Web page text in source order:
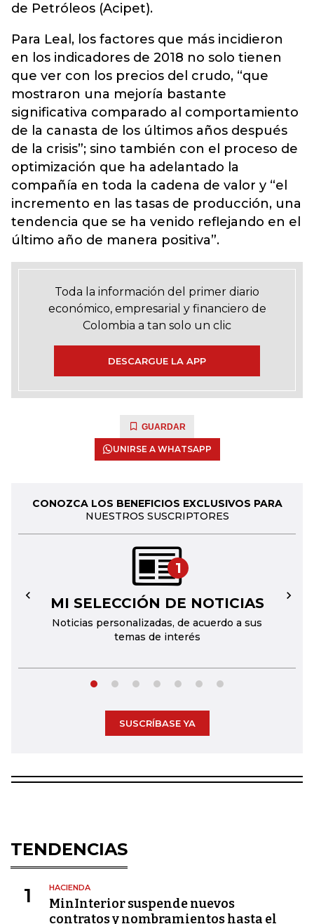
de Petróleos (Acipet).
Para Leal, los factores que más incidieron
en los indicadores de 2018 no solo tienen
que ver con los precios del crudo, “que
mostraron una mejoría bastante
significativa comparado al comportamiento
de la canasta de los últimos años después
de la crisis”; sino también con el proceso de
optimización que ha adelantado la
compañía en toda la cadena de valor y “el
incremento en las tasas de producción, una
tendencia que se ha venido reflejando en el
último año de manera positiva”.
Toda la información del primer diario
económico, empresarial y financiero de
Colombia a tan solo un clic
DESCARGUE LA APP
GUARDAR
UNIRSE A WHATSAPP
CONOZCA LOS BENEFICIOS EXCLUSIVOS PARA
NUESTROS SUSCRIPTORES
1
MI SELECCIÓN DE NOTICIAS
Noticias personalizadas, de acuerdo a sus
temas de interés
← →
SUSCRÍBASE YA
TENDENCIAS
1 HACIENDA
MinInterior suspende nuevos
contratos y nombramientos hasta el